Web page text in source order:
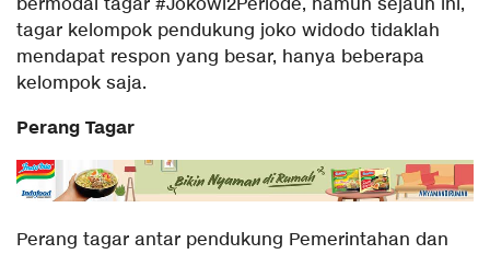
tagar kelompok pendukung joko widodo tidaklah
mendapat respon yang besar, hanya beberapa
kelompok saja.
Perang Tagar
Perang tagar antar pendukung Pemerintahan dan